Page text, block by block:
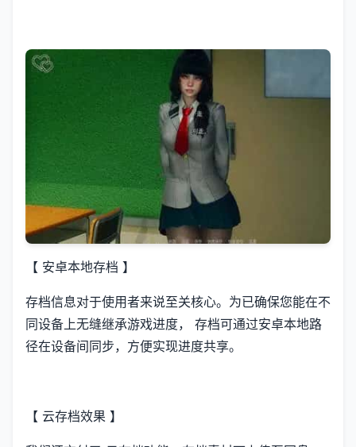
【 安卓本地存档 】
存档信息对于使用者来说至关核心。为已确保您能在不
同设备上无缝继承游戏进度， 存档可通过安卓本地路
径在设备间同步，方便实现进度共享。
【 云存档效果 】